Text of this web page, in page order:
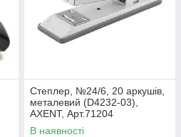
Степлер, №24/6, 20 аркушів,
металевий (D4232-03),
AXENT, Арт.71204
В наявності